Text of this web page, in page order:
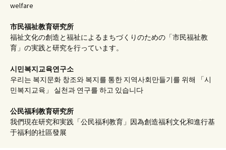
welfare
市民福祉教育研究所
福祉文化の創造と福祉によるまちづくりのための「市民福祉教
育」の実践と研究を行っています。
시민복지교육연구소
우리는 복지문화 창조와 복지를 통한 지역사회만들기를 위해 「시
민복지교육」 실천과 연구를 하고 있습니다
公民福利教育研究所
我們現在研究和実践「公民福利教育」因為創造福利文化和進行基
于福利的社區發展